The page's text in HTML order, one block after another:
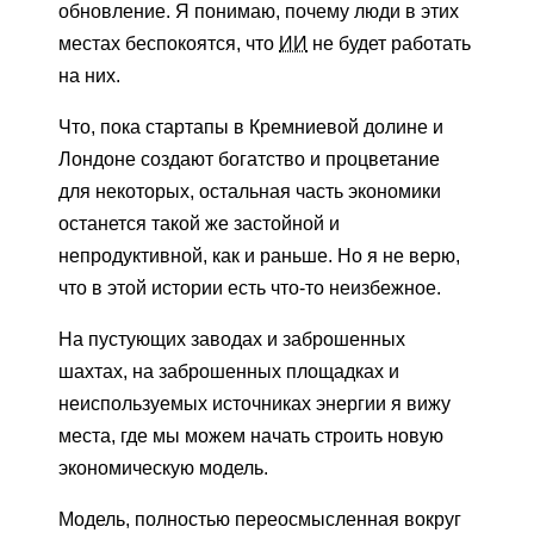
обновление. Я понимаю, почему люди в этих
местах беспокоятся, что ИИ не будет работать
на них.
Что, пока стартапы в Кремниевой долине и
Лондоне создают богатство и процветание
для некоторых, остальная часть экономики
останется такой же застойной и
непродуктивной, как и раньше. Но я не верю,
что в этой истории есть что-то неизбежное.
На пустующих заводах и заброшенных
шахтах, на заброшенных площадках и
неиспользуемых источниках энергии я вижу
места, где мы можем начать строить новую
экономическую модель.
Модель, полностью переосмысленная вокруг